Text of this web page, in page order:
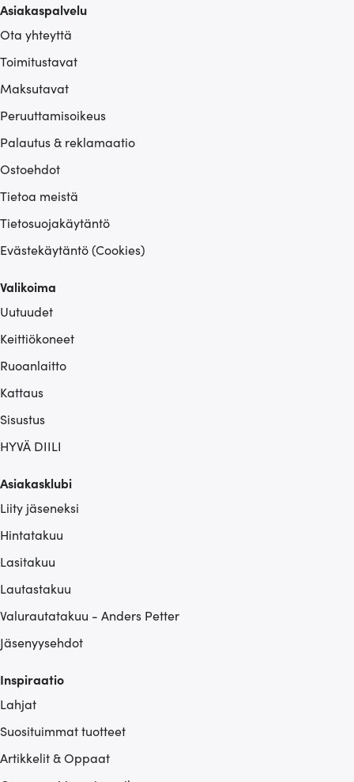
Asiakaspalvelu
Ota yhteyttä
Toimitustavat
Maksutavat
Peruuttamisoikeus
Palautus & reklamaatio
Ostoehdot
Tietoa meistä
Tietosuojakäytäntö
Evästekäytäntö (Cookies)
Valikoima
Uutuudet
Keittiökoneet
Ruoanlaitto
Kattaus
Sisustus
HYVÄ DIILI
Asiakasklubi
Liity jäseneksi
Hintatakuu
Lasitakuu
Lautastakuu
Valurautatakuu - Anders Petter
Jäsenyysehdot
Inspiraatio
Lahjat
Suosituimmat tuotteet
Artikkelit & Oppaat